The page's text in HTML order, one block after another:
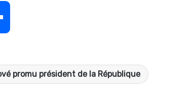
r
promu président de la République